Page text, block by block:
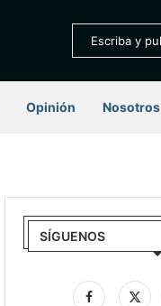
Opinión Nosotros
SÍGUENOS